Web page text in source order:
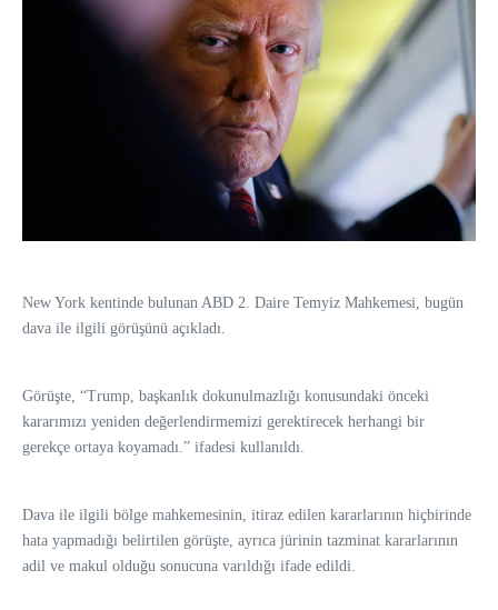
New York kentinde bulunan ABD 2. Daire Temyiz Mahkemesi, bugün
dava ile ilgili görüşünü açıkladı.
Görüşte, “Trump, başkanlık dokunulmazlığı konusundaki önceki
kararımızı yeniden değerlendirmemizi gerektirecek herhangi bir
gerekçe ortaya koyamadı.” ifadesi kullanıldı.
Dava ile ilgili bölge mahkemesinin, itiraz edilen kararlarının hiçbirinde
hata yapmadığı belirtilen görüşte, ayrıca jürinin tazminat kararlarının
adil ve makul olduğu sonucuna varıldığı ifade edildi.